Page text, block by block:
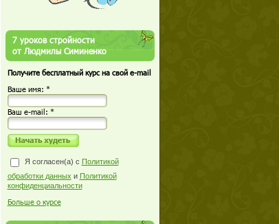
7 уроков стройности
от Людмилы Симиненко
Получите бесплатный курс на свой e-mail
Ваше имя: *
Ваш е-mail: *
Я согласен(а) с Политикой
обработки данных и Политикой
конфиденциальности
Больше о курсе